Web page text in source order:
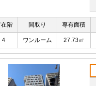
在階 間取り 専有面積
4 ワンルーム 27.73㎡